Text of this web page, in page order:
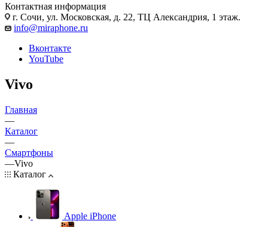
Контактная информация
г. Сочи, ул. Московская, д. 22, ТЦ Александрия, 1 этаж.
info@miraphone.ru
Вконтакте
YouTube
Vivo
Главная
—
Каталог
—
Смартфоны
—Vivo
Каталог
Apple iPhone